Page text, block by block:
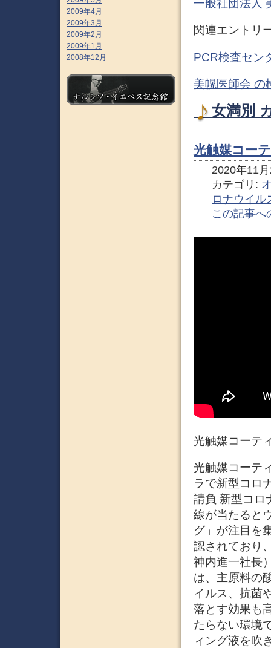
一般社団法人
関連エントリ
PCR検査セン
美幌医師会 の
女満別
光触媒コー
2020年11
カテゴリ:
ロナウイル
この記事へ
光触媒コーテ
光触媒コーテ
ラで新型コロ
請負 新型コロ
線が当たると
グ」が注目を
認されており
神内進一社長
は、主原料の
イルス、抗菌
落とす効果も
たらない環境
ィング液を吹
2009年4月
2009年3月
2009年2月
2009年1月
2008年12月